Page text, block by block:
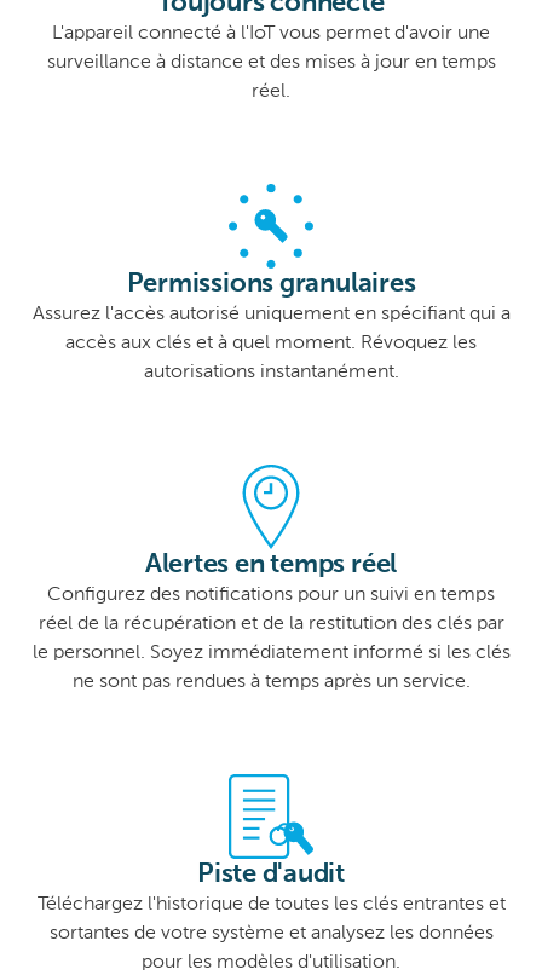
L'appareil connecté à l'IoT vous permet d'avoir une
surveillance à distance et des mises à jour en temps
réel.
Permissions granulaires
Assurez l'accès autorisé uniquement en spécifiant qui a
accès aux clés et à quel moment. Révoquez les
autorisations instantanément.
Alertes en temps réel
Configurez des notifications pour un suivi en temps
réel de la récupération et de la restitution des clés par
le personnel. Soyez immédiatement informé si les clés
ne sont pas rendues à temps après un service.
Piste d'audit
Téléchargez l'historique de toutes les clés entrantes et
sortantes de votre système et analysez les données
pour les modèles d'utilisation.